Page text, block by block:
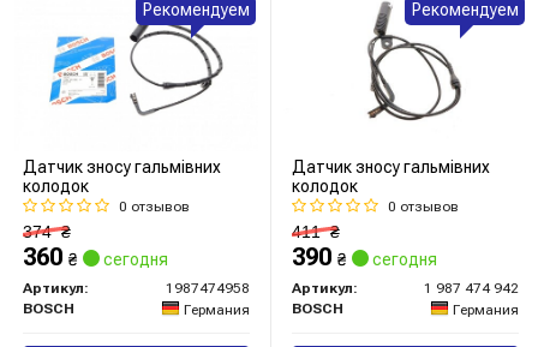
Датчик зносу гальмівних
колодок
0 отзывов
374₴
360 ₴ сегодня
Артикул:
1987474958
BOSCH
Германия
Рекомендуем
Датчик зносу гальмівних
колодок
0 отзывов
411₴
390 ₴ сегодня
Артикул:
1 987 474 942
BOSCH
Германия
Рекомендуем